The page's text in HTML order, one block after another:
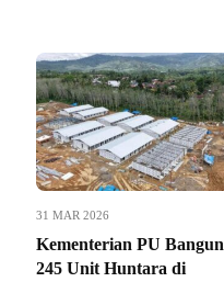
31 MAR 2026
Kementerian PU Bangun
245 Unit Huntara di